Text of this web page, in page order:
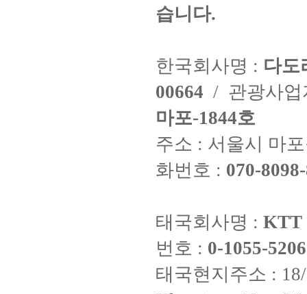
습니다.
한국회사명 : 다도
00664 / 관광사
마포-1844호
주소 : 서울시 마
화번호 : 070-
태국회사명 : KTT
번호 : 0-1055-
태국현지주소 :